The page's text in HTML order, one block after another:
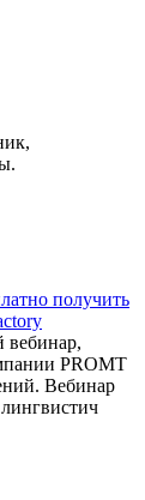
получить
вебинар,
PROMT
Вебинар